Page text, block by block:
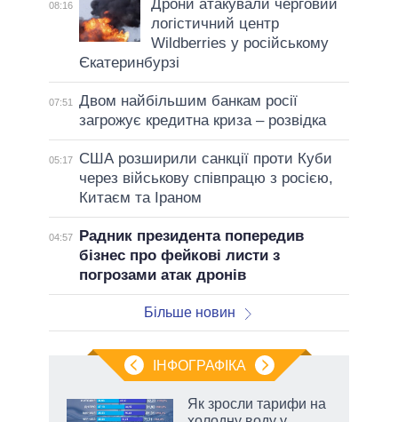
08:16
Дрони атакували черговий
логістичний центр
Wildberries у російському
Єкатеринбурзі
07:51
Двом найбільшим банкам росії
загрожує кредитна криза – розвідка
05:17
США розширили санкції проти Куби
через військову співпрацю з росією,
Китаєм та Іраном
04:57
Радник президента попередив
бізнес про фейкові листи з
погрозами атак дронів
Більше новин
ІНФОГРАФІКА
Як зросли тарифи на